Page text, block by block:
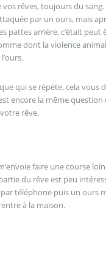
rêves, toujours du sang.
par un ours, mais
pattes arrière, c’était peut
dont la violence
qui se répète, cela vous
encore la même
rêve.
faire une course
du rêve est peu
téléphone puis un ours
à la maison.